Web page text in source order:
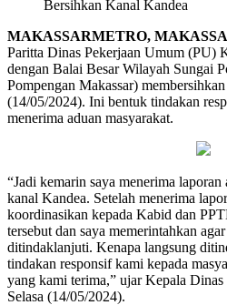
MAKASSARMETRO,
Paritta Dinas Pekerjaan Umum (PU)
dengan Balai Besar Wilayah Sungai
Pompengan Makassar)
(14/05/2024). Ini bentuk tindakan
menerima aduan masyarakat.
“Jadi kemarin saya menerima
kanal Kandea. Setelah menerima
koordinasikan kepada Kabid dan
tersebut dan saya memerintahkan
ditindaklanjuti. Kenapa langsung
tindakan responsif kami kepada
yang kami terima,” ujar Kepala
Selasa (14/05/2024).